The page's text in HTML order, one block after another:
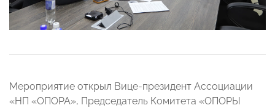
Мероприятие открыл Вице-президент Ассоциации
«НП «ОПОРА», Председатель Комитета «ОПОРЫ